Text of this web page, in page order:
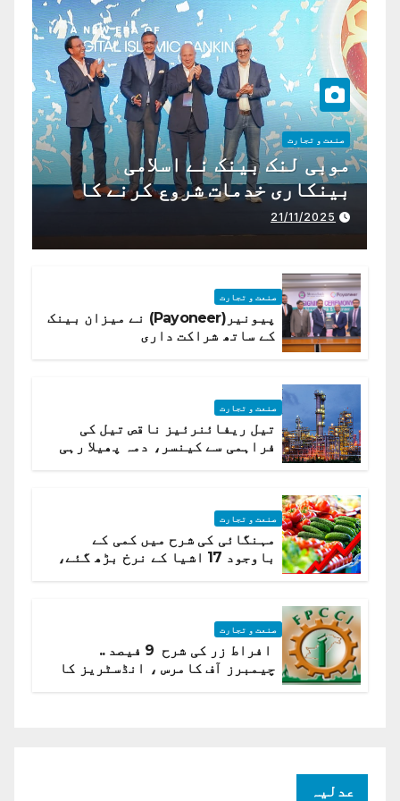
صنعت و تجارت
موبی لنک بینک نے اسلامی
بینکاری خدمات شروع کرنے کا
اعلان کیا ہے،
21/11/2025
صنعت و تجارت
پیونیر(Payoneer) نے میزان بینک
کے ساتھ شراکت داری
صنعت و تجارت
تیل ریفائنرئیز ناقص تیل کی
فراہمی سے کینسر، دمہ پھیلا رہی
صنعت و تجارت
مہنگائی کی شرح میں کمی کے
باوجود 17 اشیا کے نرخ بڑھ گئے،
صنعت و تجارت
افراط زر کی شرح 9 فیصد ..
چیمبرز آف کامرس ، انڈسٹریز کا
عدلیہ